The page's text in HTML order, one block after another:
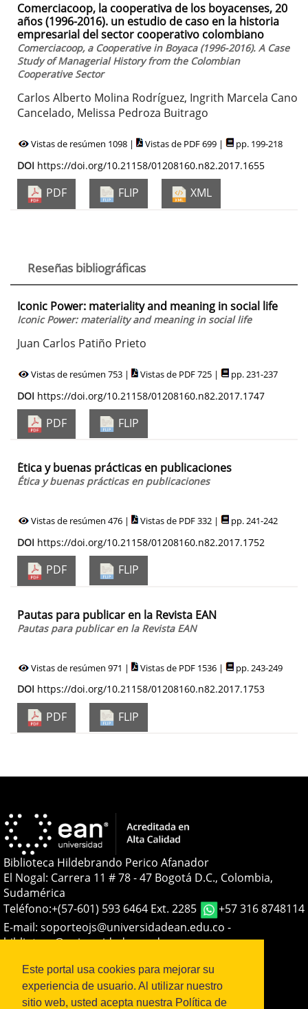
Este portal usa cookies para mejorar su
experiencia de usuario. Al utilizar nuestro
sitio web, usted acepta nuestra Política de
Comerciacoop, la cooperativa de los boyacenses, 20
años (1996-2016). un estudio de caso en la historia
empresarial del sector cooperativo colombiano
Comerciacoop, a Cooperative in Boyaca (1996-2016). A Case
Study of Managerial History from the Colombian
Cooperative Sector
Carlos Alberto Molina Rodríguez, Ingrith Marcela Cano
Cancelado, Melissa Pedroza Buitrago
Vistas de resúmen 1098 | Vistas de PDF 699 | pp. 199-218
DOI https://doi.org/10.21158/01208160.n82.2017.1655
PDF FLIP XML
Reseñas bibliográficas
Iconic Power: materiality and meaning in social life
Iconic Power: materiality and meaning in social life
Juan Carlos Patiño Prieto
Vistas de resúmen 753 | Vistas de PDF 725 | pp. 231-237
DOI https://doi.org/10.21158/01208160.n82.2017.1747
PDF FLIP
Ética y buenas prácticas en publicaciones
Ética y buenas prácticas en publicaciones
Vistas de resúmen 476 | Vistas de PDF 332 | pp. 241-242
DOI https://doi.org/10.21158/01208160.n82.2017.1752
PDF FLIP
Pautas para publicar en la Revista EAN
Pautas para publicar en la Revista EAN
Vistas de resúmen 971 | Vistas de PDF 1536 | pp. 243-249
DOI https://doi.org/10.21158/01208160.n82.2017.1753
PDF FLIP
Biblioteca Hildebrando Perico Afanador
El Nogal: Carrera 11 # 78 - 47 Bogotá D.C., Colombia,
Sudamérica
Teléfono:+(57-601) 593 6464 Ext. 2285
+57 316 8748114
E-mail: soporteojs@universidadean.edu.co -
biblioteca@universidadean.edu.co
Sistema OJS - Metabiblioteca |